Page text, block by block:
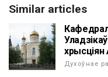
Similar articles
хрысціян
Духоўнае